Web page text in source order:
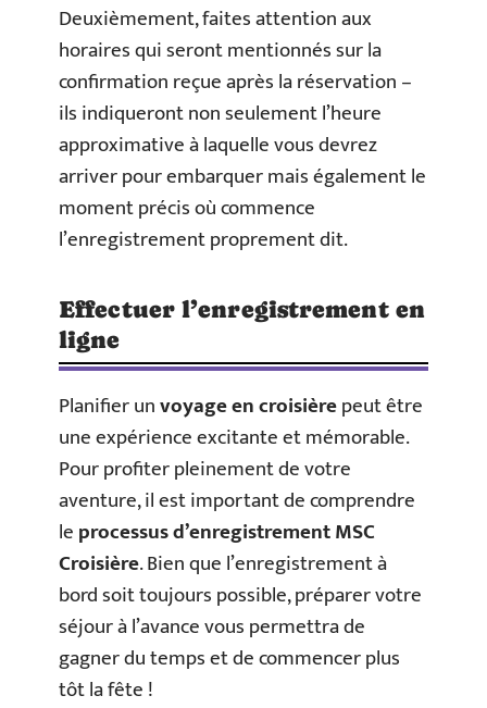
Deuxièmement, faites attention aux
horaires qui seront mentionnés sur la
confirmation reçue après la réservation –
ils indiqueront non seulement l’heure
approximative à laquelle vous devrez
arriver pour embarquer mais également le
moment précis où commence
l’enregistrement proprement dit.
Effectuer l’enregistrement en
ligne
Planifier unvoyage en croisièrepeut être
une expérience excitante et mémorable.
Pour profiter pleinement de votre
aventure, il est important de comprendre
leprocessus d’enregistrement MSC
Croisière. Bien que l’enregistrement à
bord soit toujours possible, préparer votre
séjour à l’avance vous permettra de
gagner du temps et de commencer plus
tôt la fête !